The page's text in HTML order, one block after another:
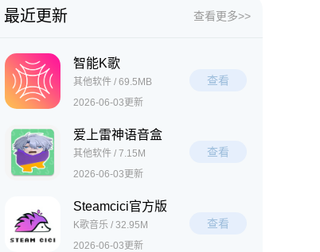
最近更新 查看更多>>
智能K歌
其他软件 / 69.5MB
2026-06-03更新
查看
爱上雷神语音盒
其他软件 / 7.15M
2026-06-03更新
查看
Steamcici官方版
K歌音乐 / 32.95M
2026-06-03更新
查看